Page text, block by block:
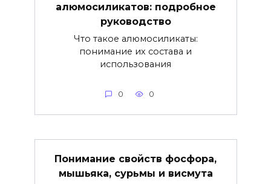
алюмосиликатов: подробное
руководство
Что такое алюмосиликаты:
понимание их состава и
использования
0 0
Понимание свойств фосфора,
мышьяка, сурьмы и висмута